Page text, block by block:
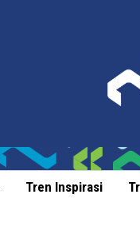
Tren Inspirasi